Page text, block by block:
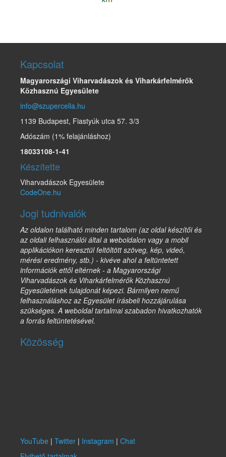
Kapcsolat
Magyarországi Viharvadászok és Viharkárfelmérők
Közhasznú Egyesülete
info@szupercella.hu
1139 Budapest, Fiastyúk utca 57. 3/3
Adószám (1% felajánláshoz)
18033108-1-41
Készítette
Viharvadászok Egyesülete
CodeOne.hu
Jogi tudnivalók
Az oldalon található minden tartalom (az oldal készítői és
az oldali felhasználói által a weboldalon vagy a mobil
applikációkon keresztül feltöltött szöveg, kép, videó,
mérési eredmény, stb.) - kivéve ahol a feltüntetett
információk ettől eltérnek - a Magyarországi
Viharvadászok és Viharkárfelmérők Közhasznú
Egyesületének tulajdonát képezi. Bármilyen nemű
felhasználáshoz az Egyesület írásbeli hozzájárulása
szükséges. A weboldal tartalmai szabadon hivatkozhatók
a forrás feltüntetésével.
Közösség
YouTube | Twitter | Instagram | Chat